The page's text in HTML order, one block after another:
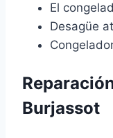
El
Desagüe
Burjassot